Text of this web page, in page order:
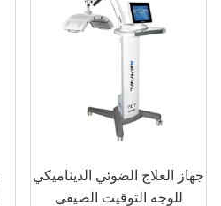
جهاز العلاج الضوئي الديناميكي
للوجه التوقيت الصيفى